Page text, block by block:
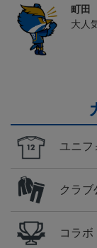
町田
大人
ユニフ
クラブ
コラ